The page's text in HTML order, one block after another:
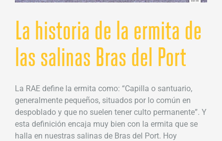
La historia de la ermita de
las salinas Bras del Port
La RAE define la ermita como: “Capilla o santuario,
generalmente pequeños, situados por lo común en
despoblado y que no suelen tener culto permanente”. Y
esta definición encaja muy bien con la ermita que se
halla en nuestras salinas de Bras del Port. Hoy